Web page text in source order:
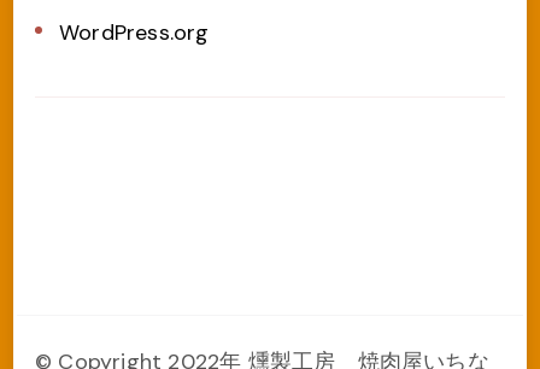
WordPress.org
© Copyright 2022年 燻製工房 焼肉屋いちな